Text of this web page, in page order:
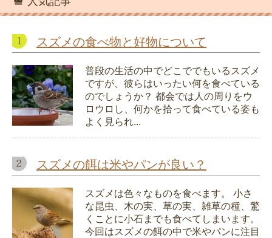
スズメの食べ物と好物について
普段の生活の中でどこででもいるスズメ
ですが、彼らはいったい何を食べている
のでしょうか？ 都会では人の周りをウ
ロウロし、何かを拾って食べている姿も
よく見られ...
スズメの餌は米やパンが良い？
スズメは色々なものを食べます。 小さ
な昆虫、木の実、草の実、雑草の種、驚
くことに小石までも食べてしまいます。
今回はスズメの餌の中で米やパンに注目